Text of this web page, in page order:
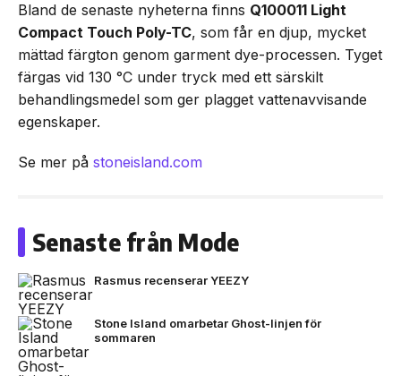
Bland de senaste nyheterna finns Q100011 Light
Compact Touch Poly-TC, som får en djup, mycket
mättad färgton genom garment dye-processen. Tyget
färgas vid 130 °C under tryck med ett särskilt
behandlingsmedel som ger plagget vattenavvisande
egenskaper.
Se mer på stoneisland.com
Senaste från Mode
Rasmus recenserar YEEZY
Stone Island omarbetar Ghost-linjen för
sommaren